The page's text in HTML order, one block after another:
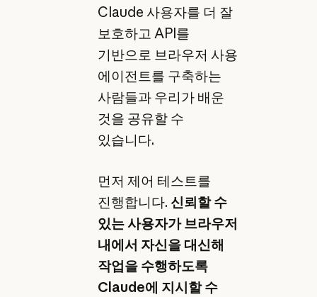
Claude 사용자를 더 잘
보호하고 API를
기반으로 브라우저 사용
에이전트를 구축하는
사람들과 우리가 배운
것을 공유할 수
있습니다.
먼저 제어 테스트를
진행합니다. 신뢰할 수
있는 사용자가 브라우저
내에서 자신을 대신해
작업을 수행하도록
Claude에 지시할 수